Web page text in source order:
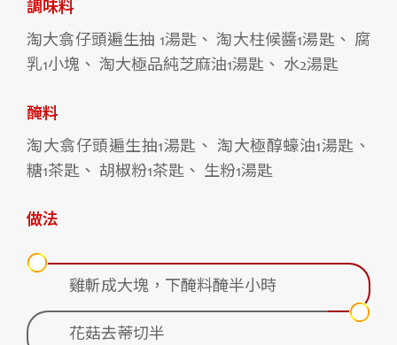
調味料
淘大翕仔頭遍生抽 1湯匙、 淘大柱候醬1湯匙、 腐
乳1小塊、 淘大極品純芝麻油1湯匙、 水2湯匙
醃料
淘大翕仔頭遍生抽1湯匙、 淘大極醇蠔油1湯匙、
糖1茶匙、 胡椒粉1茶匙、 生粉1湯匙
做法
雞斬成大塊，下醃料醃半小時
花菇去蒂切半